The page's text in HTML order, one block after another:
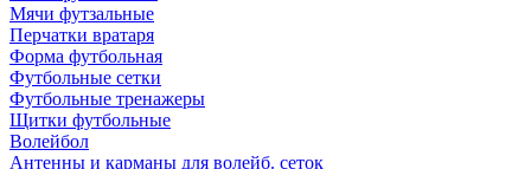
Мячи футзальные
Перчатки вратаря
Форма футбольная
Футбольные сетки
Футбольные тренажеры
Щитки футбольные
Волейбол
Антенны и карманы для волейб. сеток